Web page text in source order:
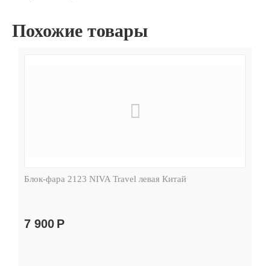
Похожие товары
Блок-фара 2123 NIVA Travel левая Китай
7 900 Р